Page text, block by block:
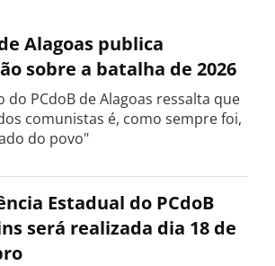
Alagoas publica
sobre a batalha de 2026
do PCdoB de Alagoas ressalta que
comunistas é, como sempre foi,
do povo"
Estadual do PCdoB
será realizada dia 18 de